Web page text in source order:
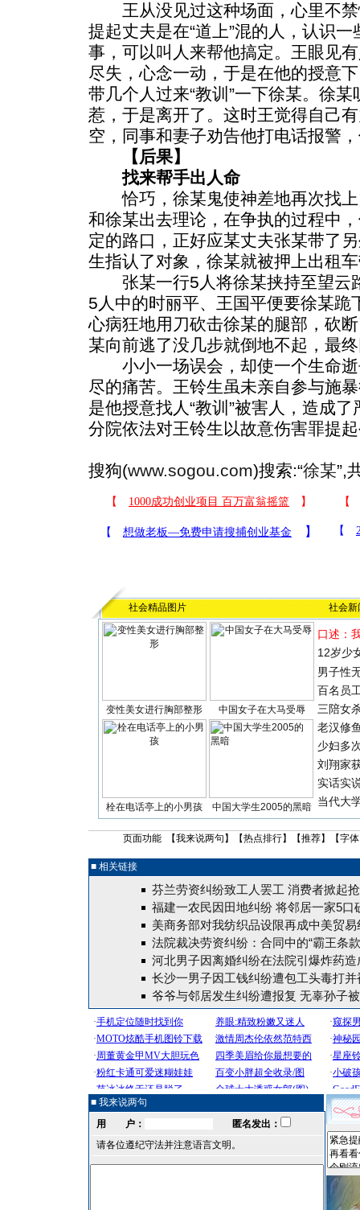
王从没见过这种场面，心里不禁
提起丈夫是在“道上”混的人，认识一
事，可以叫人来帮他搞定。王眼见
尽失，心念一动，于是在他的授意
带几个人过来“教训”一下徐某。徐
惹，于是离开了。这时王觉得自己
空，同事和妻子劝告他打电话报警
【后果】
找来帮手出人命
恰巧，徐某鬼使神差地再次找上
和徐某出去理论，在争执的过程中
定的路口，正好应某丈夫张某带了
生指认了对象，徐某就被押上出租
张某一行5人将徐某挟持至望云
5人中的时丽平、王国平便要徐某跪
心病狂地用刀砍击徐某的腿部，砍
某向前逃了没几步就倒地不起，最
小小一场误会，却使一个生命逝
尽的痛苦。王铃生虽未亲自参与施
是他授意找人“教训”被害人，造成
分院依法对王铃生以故意伤害罪提
搜狗(www.sogou.com)搜索:“徐某”,
社会精品图片 社会新
变性美女进行胸部整形 中国女子在大马受辱
栓在电话亭上的小男孩 中国大学生2005的黑暗
口述：
12岁少
男子性
百名员
三陪女
老汉修
少妇多
刘翔家
实话实
当代大
页面功能 【我来说两句 】【热点排行】【推荐】【字
■ 相关链接
芬兰劳资纠纷致工人罢工 消费者掀起
福建一农民因田地纠纷 将邻居一家5口
美商务部对我纺织品设限再成中美贸
法院裁决劳资纠纷：合同中的“霸王条
河北男子因离婚纠纷在法院引爆炸药造
长沙一男子因工钱纠纷遭包工头毒打并
爷爷与邻居发生纠纷遭报复 无辜孙子
■ 我来说两句
用 户：
匿名发出：
请各位遵纪守法并注意语言文明。